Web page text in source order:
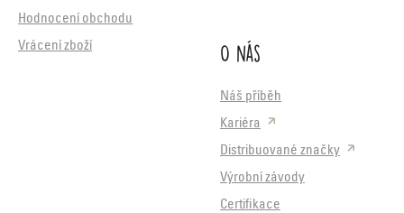
Hodnocení obchodu
Vrácení zboží
O nás
Náš příběh
Kariéra
Distribuované značky
Výrobní závody
Certifikace